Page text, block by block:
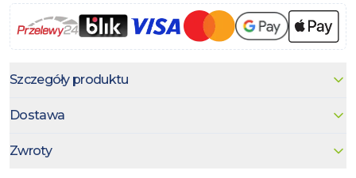
Szczegóły produktu
Dostawa
Zwroty